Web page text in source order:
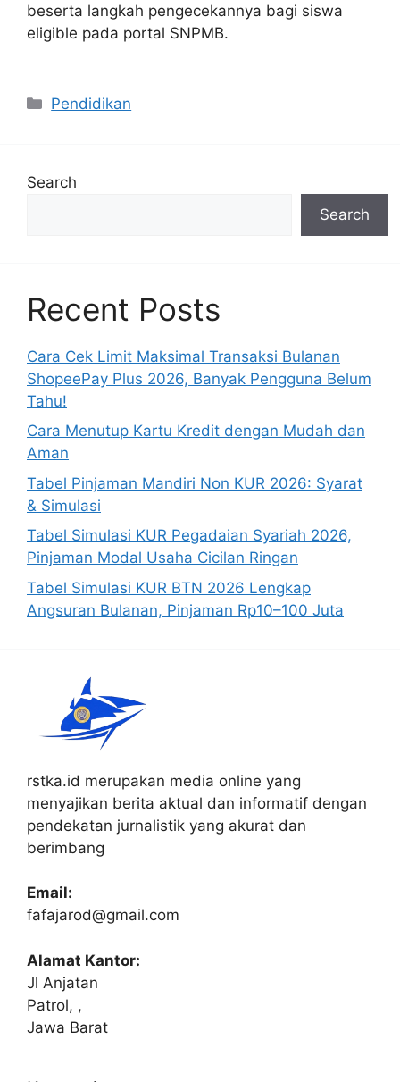
beserta langkah pengecekannya bagi siswa
eligible pada portal SNPMB.
Categories
Pendidikan
Search
Search
Recent Posts
Cara Cek Limit Maksimal Transaksi Bulanan
ShopeePay Plus 2026, Banyak Pengguna Belum
Tahu!
Cara Menutup Kartu Kredit dengan Mudah dan
Aman
Tabel Pinjaman Mandiri Non KUR 2026: Syarat
& Simulasi
Tabel Simulasi KUR Pegadaian Syariah 2026,
Pinjaman Modal Usaha Cicilan Ringan
Tabel Simulasi KUR BTN 2026 Lengkap
Angsuran Bulanan, Pinjaman Rp10–100 Juta
rstka.id merupakan media online yang
menyajikan berita aktual dan informatif dengan
pendekatan jurnalistik yang akurat dan
berimbang
Email:
fafajarod@gmail.com
Alamat Kantor:
Jl Anjatan
Patrol, ,
Jawa Barat